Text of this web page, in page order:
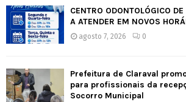
CENTRO ODONTOLÓGICO
A ATENDER EM NOVOS
agosto 7, 2026 0
Prefeitura de Claraval
para profissionais da
Socorro Municipal